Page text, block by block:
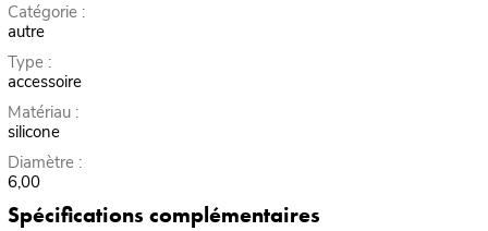
Catégorie :
autre
Type :
accessoire
Matériau :
silicone
Diamètre :
6,00
Spécifications complémentaires